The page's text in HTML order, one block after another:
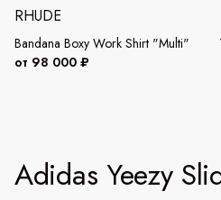
RHUDE
Bandana Boxy Work Shirt "Multi"
от 98 000 ₽
Adidas Yeezy